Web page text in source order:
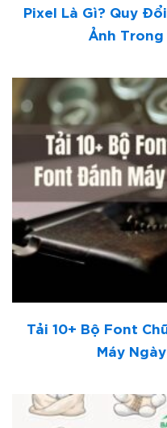
Pixel Là Gì? Quy
Ảnh
Tải 10+ Bộ Font
Máy